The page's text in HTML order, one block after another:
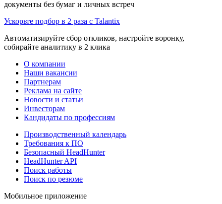
документы без бумаг и личных встреч
Ускорьте подбор в 2 раза с Talantix
Автоматизируйте сбор откликов, настройте воронку,
собирайте аналитику в 2 клика
О компании
Наши вакансии
Партнерам
Реклама на сайте
Новости и статьи
Инвесторам
Кандидаты по профессиям
Производственный календарь
Требования к ПО
Безопасный HeadHunter
HeadHunter API
Поиск работы
Поиск по резюме
Мобильное приложение